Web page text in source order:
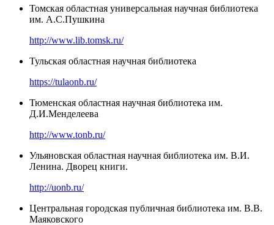
Томская областная универсальная научная библиотека
им. А.С.Пушкина
http://www.lib.tomsk.ru/
Тульская областная научная библиотека
https://tulaonb.ru/
Тюменская областная научная библиотека им.
Д.И.Менделеева
http://www.tonb.ru/
Ульяновская областная научная библиотека им. В.И.
Ленина. Дворец книги.
http://uonb.ru/
Центральная городская публичная библиотека им. В.В.
Маяковского